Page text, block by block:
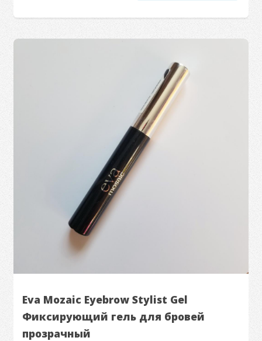
Eva Mozaic Eyebrow Stylist Gel
Фиксирующий гель для бровей
прозрачный